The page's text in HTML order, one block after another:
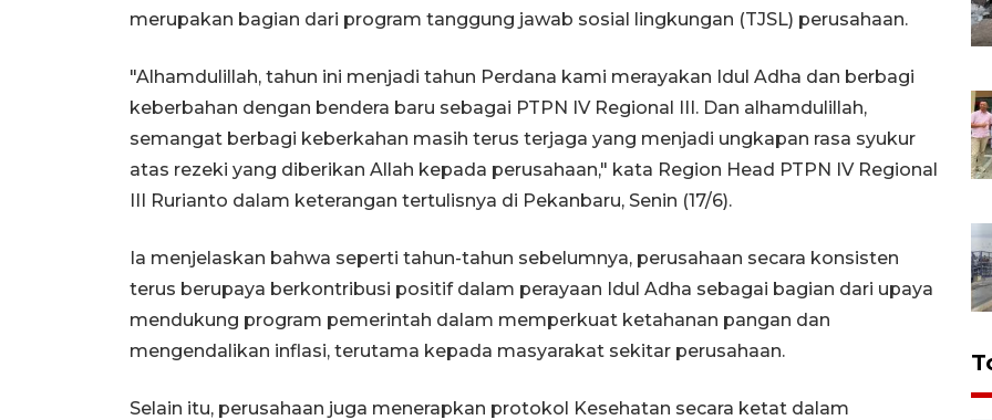
merupakan bagian dari program tanggung jawab sosial lingkungan (TJSL) perusahaan.
"Alhamdulillah, tahun ini menjadi tahun Perdana kami merayakan Idul Adha dan berbagi
keberbahan dengan bendera baru sebagai PTPN IV Regional III. Dan alhamdulillah,
semangat berbagi keberkahan masih terus terjaga yang menjadi ungkapan rasa syukur
atas rezeki yang diberikan Allah kepada perusahaan," kata Region Head PTPN IV Regional
III Rurianto dalam keterangan tertulisnya di Pekanbaru, Senin (17/6).
Ia menjelaskan bahwa seperti tahun-tahun sebelumnya, perusahaan secara konsisten
terus berupaya berkontribusi positif dalam perayaan Idul Adha sebagai bagian dari upaya
mendukung program pemerintah dalam memperkuat ketahanan pangan dan
mengendalikan inflasi, terutama kepada masyarakat sekitar perusahaan.
Selain itu, perusahaan juga menerapkan protokol Kesehatan secara ketat dalam